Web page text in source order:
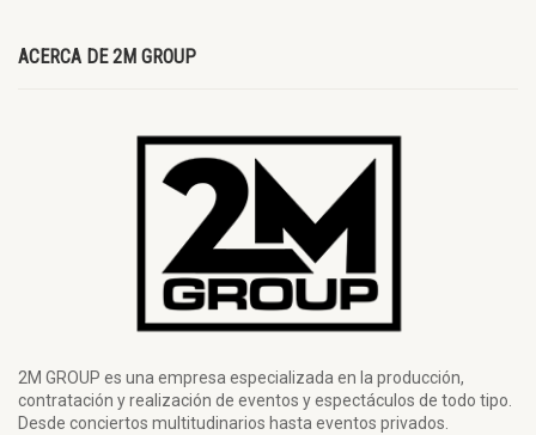
ACERCA DE 2M GROUP
2M GROUP es una empresa especializada en la producción,
contratación y realización de eventos y espectáculos de todo tipo.
Desde conciertos multitudinarios hasta eventos privados.